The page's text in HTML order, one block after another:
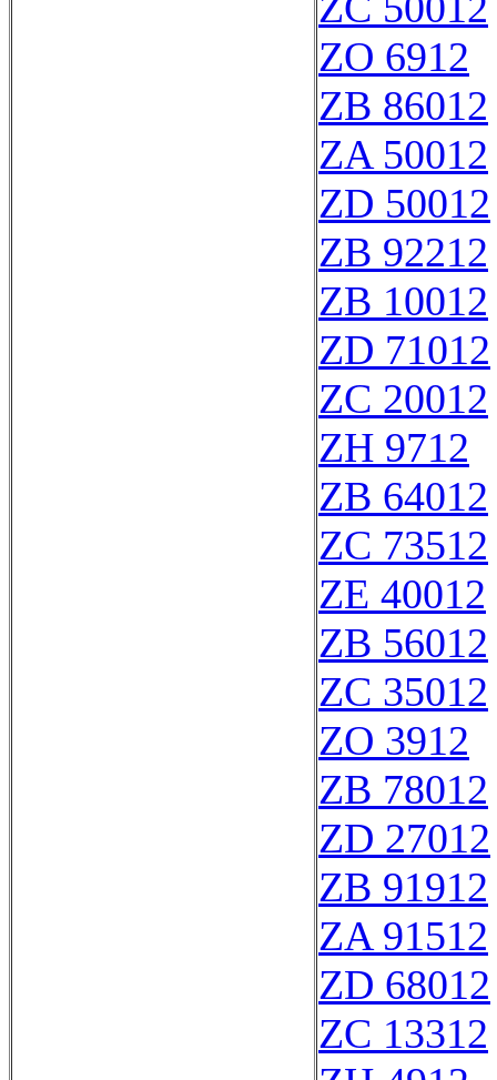
ZO 6912
ZB 86012
ZA 50012
ZD 50012
ZB 92212
ZB 10012
ZD 71012
ZC 20012
ZH 9712
ZB 64012
ZC 73512
ZE 40012
ZB 56012
ZC 35012
ZO 3912
ZB 78012
ZD 27012
ZB 91912
ZA 91512
ZD 68012
ZC 13312